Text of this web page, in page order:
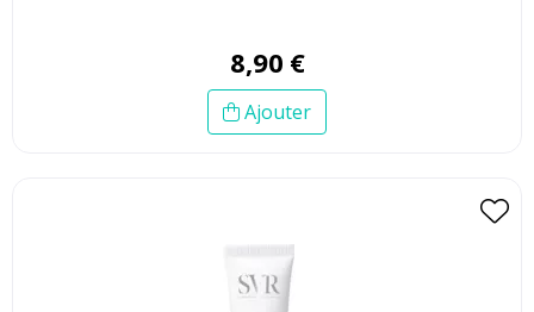
8,90 €
Ajouter